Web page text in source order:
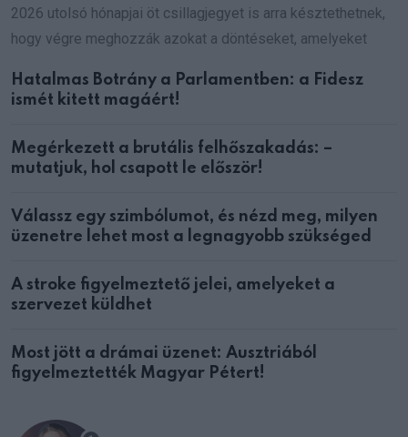
2026 utolsó hónapjai öt csillagjegyet is arra késztethetnek,
hogy végre meghozzák azokat a döntéseket, amelyeket
Hatalmas Botrány a Parlamentben: a Fidesz
ismét kitett magáért!
Megérkezett a brutális felhőszakadás: –
mutatjuk, hol csapott le először!
Válassz egy szimbólumot, és nézd meg, milyen
üzenetre lehet most a legnagyobb szükséged
A stroke figyelmeztető jelei, amelyeket a
szervezet küldhet
Most jött a drámai üzenet: Ausztriából
figyelmeztették Magyar Pétert!